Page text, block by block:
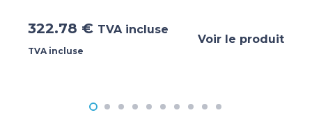
322.78 € TVA incluse
TVA incluse
Voir le produit